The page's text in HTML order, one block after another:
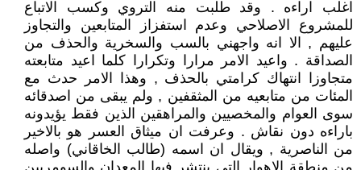
اغلب اراءه . وقد طلبت منه التروي وكسب الاتباع
للمشروع الاصلاحي وعدم استفزاز المتابعين والتجاوز
عليهم , الا انه واجهني بالسب والسخرية والحذف من
الصداقة . واعيد الامر مرارا وتكرارا كلما اعيد متابعته
متجاوزا انتهاك كرامتي بالحذف , وهذا الامر حدث مع
المئات من متابعيه من المثقفين , ولم يبقى من اصدقائه
سوى العوام والمخصيين والمراهقين الذين فقط يؤيدونه
باراءه دون نقاش . وعرفت ان ميثاق العسر هو بالاخير
من الناصرية , ويقال ان اسمه (طالب الخاقاني) واصله